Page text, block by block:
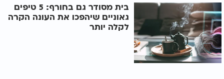
בית מסודר גם בחורף: 5 טיפים
גאוניים שיהפכו את העונה הקרה
לקלה יותר